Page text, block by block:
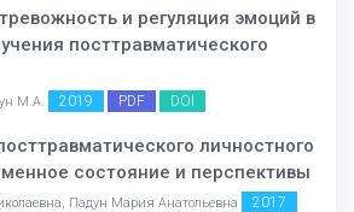
и регуляция эмоций в
посттравматического
М.А. 2019 PDF DOI
личностного
состояние и перспективы
Падун Мария Анатольевна 2017